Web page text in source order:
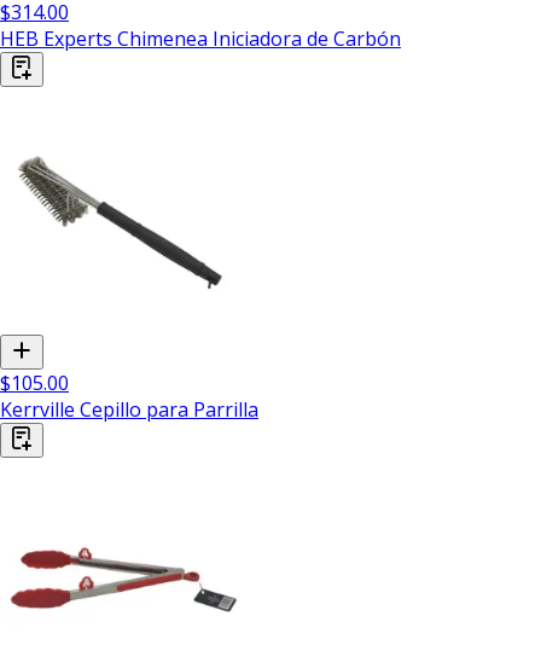
$314.00
HEB Experts Chimenea Iniciadora de Carbón
$105.00
Kerrville Cepillo para Parrilla